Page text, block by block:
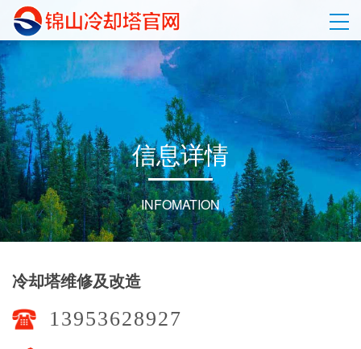
信息详情
INFOMATION
冷却塔维修及改造
13953628927